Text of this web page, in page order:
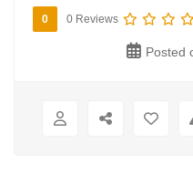
0 0 Reviews
Posted